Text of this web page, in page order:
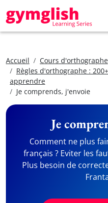
Accueil
Cours d'orthographe
Règles d'orthographe :
apprendre
Je comprends, j'envoie
Je
Comment ne plus
français ? Eviter les
Plus besoin de